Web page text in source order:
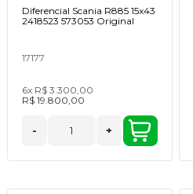
Diferencial Scania R885 15x43
2418523 573053 Original
17177
6x R$ 3.300,00
R$ 19.800,00
- +